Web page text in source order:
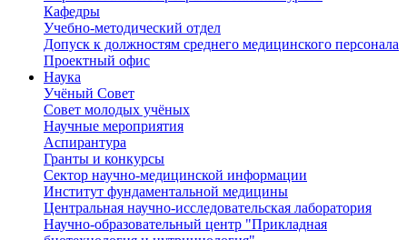
Кафедры
Учебно-методический отдел
Допуск к должностям среднего медицинского персонала
Проектный офис
Наука
Учёный Cовет
Совет молодых учёных
Научные мероприятия
Аспирантура
Гранты и конкурсы
Сектор научно-медицинской информации
Институт фундаментальной медицины
Центральная научно-исследовательская лаборатория
Научно-образовательный центр "Прикладная